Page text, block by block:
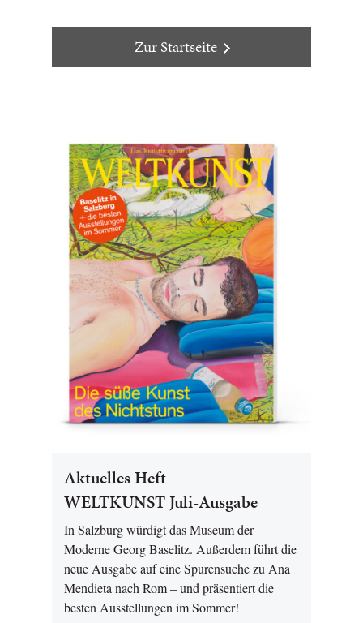
Zur Startseite
Aktuelles Heft
WELTKUNST Juli-Ausgabe
In Salzburg würdigt das Museum der
Moderne Georg Baselitz. Außerdem führt die
neue Ausgabe auf eine Spurensuche zu Ana
Mendieta nach Rom – und präsentiert die
besten Ausstellungen im Sommer!